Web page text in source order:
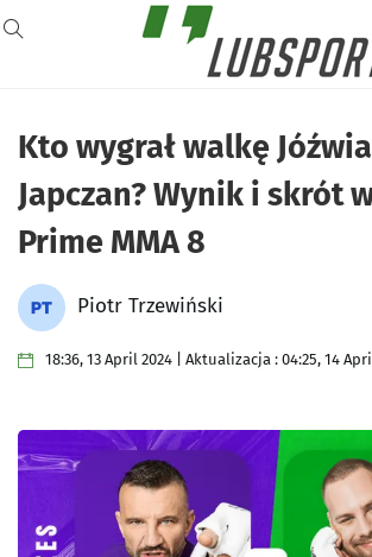
Kto wygrał walkę
Japczan? Wynik i skrót
Prime MMA 8
Piotr Trzewiński
18:36, 13 April 2024 | Aktualizacja : 04:25, 14